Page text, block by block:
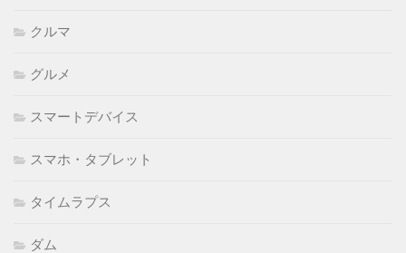
クルマ
グルメ
スマートデバイス
スマホ・タブレット
タイムラプス
ダム